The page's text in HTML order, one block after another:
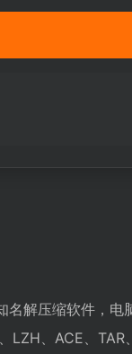
名解压缩软件，
LZH、ACE、